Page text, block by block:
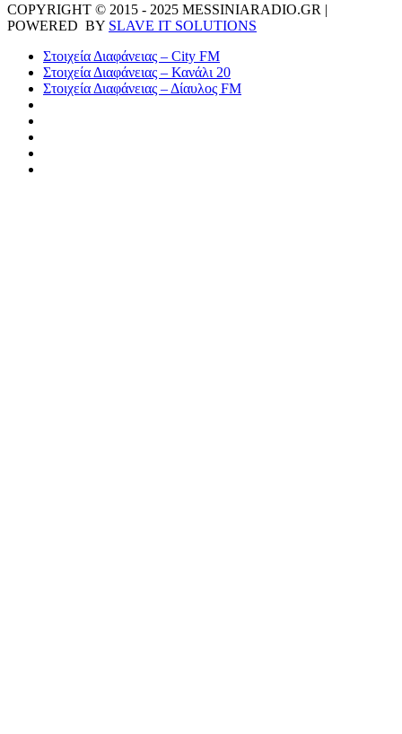
COPYRIGHT © 2015 - 2025 MESSINIARADIO.GR |
POWERED BY SLAVE IT SOLUTIONS
Στοιχεία Διαφάνειας – City FM
Στοιχεία Διαφάνειας – Κανάλι 20
Στοιχεία Διαφάνειας – Δίαυλος FM